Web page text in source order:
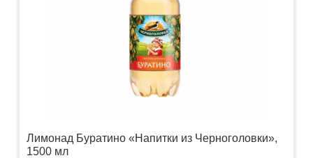
Лимонад Буратино «Напитки из Черноголовки»,
1500 мл